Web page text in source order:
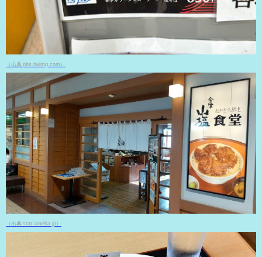
（出典 pbs.twimg.com）
（出典 stat.ameba.jp）